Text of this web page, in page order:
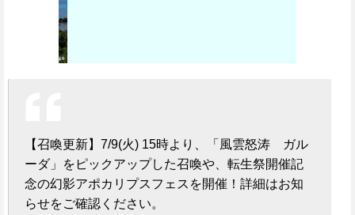
t
e
【召喚更新】7/9(火) 15時より、「風雲怒涛 ガル
ーダ」をピックアップした召喚や、転生祭開催記
念の幻影アポカリプスフェスを開催！詳細はお知
らせをご確認ください。